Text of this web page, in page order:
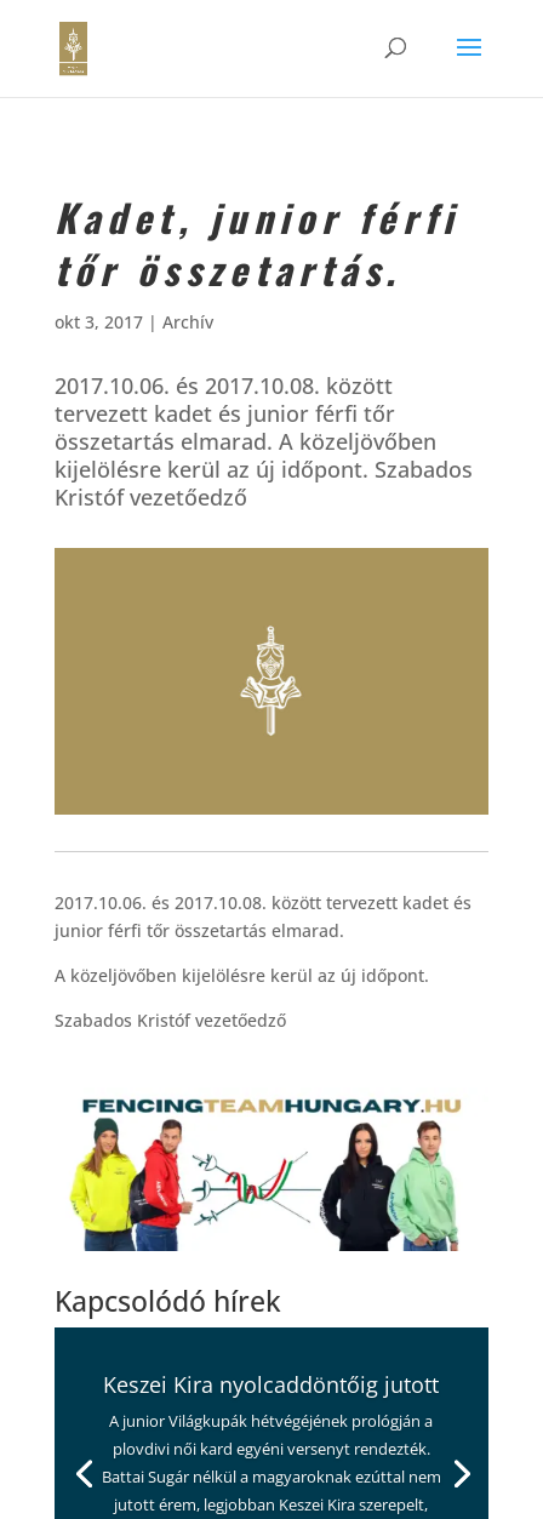
Kadet, junior férfi
tőr összetartás.
okt 3, 2017| Archív
2017.10.06. és 2017.10.08. között
tervezett kadet és junior férfi tőr
összetartás elmarad. A közeljövőben
kijelölésre kerül az új időpont. Szabados
Kristóf vezetőedző
2017.10.06. és 2017.10.08. között tervezett kadet és
junior férfi tőr összetartás elmarad.
A közeljövőben kijelölésre kerül az új időpont.
Szabados Kristóf vezetőedző
Kapcsolódó hírek
Keszei Kira nyolcaddöntőig jutott
A junior Világkupák hétvégéjének prológján a
plovdivi női kard egyéni versenyt rendezték.
Battai Sugár nélkül a magyaroknak ezúttal nem
jutott érem, legjobban Keszei Kira szerepelt,